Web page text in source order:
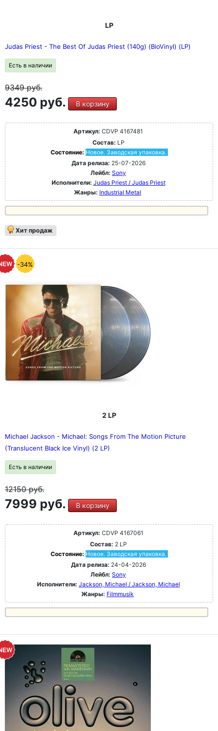
LP
Judas Priest - The Best Of Judas Priest (140g) (BioVinyl) (LP)
Есть в наличии
9349руб.
4250 руб. В корзину
Артикул: CDVP 4167481
Состав: LP
Состояние: Новое. Заводская упаковка.
Дата релиза: 25-07-2026
Лейбл: Sony
Исполнители: Judas Priest / Judas Priest
Жанры: Industrial Metal
Хит продаж
-34%
2 LP
Michael Jackson - Michael: Songs From The Motion Picture
(Translucent Black Ice Vinyl) (2 LP)
Есть в наличии
12150руб.
7999 руб. В корзину
Артикул: CDVP 4167061
Состав: 2 LP
Состояние: Новое. Заводская упаковка.
Дата релиза: 24-04-2026
Лейбл: Sony
Исполнители: Jackson, Michael / Jackson, Michael
Жанры: Filmmusik